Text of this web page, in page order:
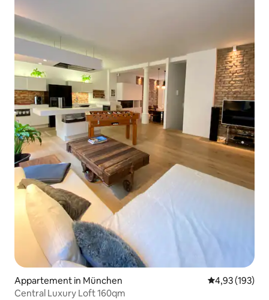
Appartement in München Gemiddelde
4,93 (193)
Central Luxury Loft 160qm